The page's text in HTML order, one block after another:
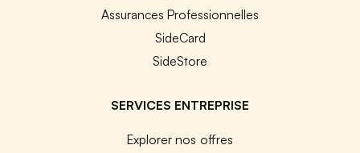
Assurances Professionnelles
SideCard
SideStore
SERVICES ENTREPRISE
Explorer nos offres